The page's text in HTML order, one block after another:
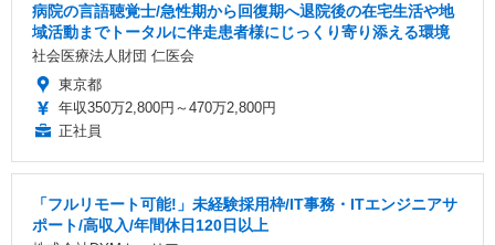
病院の言語聴覚士/急性期から回復期へ退院後の在宅生活や地
域活動までトータルに伴走患者様にじっくり寄り添える環境
社会医療法人財団 仁医会
東京都
年収350万2,800円～470万2,800円
正社員
「フルリモート可能!」未経験採用枠/IT事務・ITエンジニアサ
ポート/高収入/年間休日120日以上